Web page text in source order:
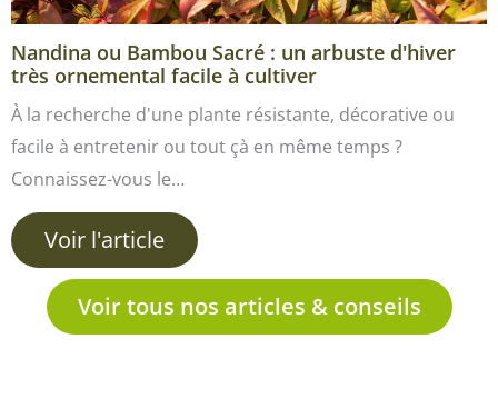
Nandina ou Bambou Sacré : un arbuste d'hiver
très ornemental facile à cultiver
À la recherche d'une plante résistante, décorative ou
facile à entretenir ou tout çà en même temps ?
Connaissez-vous le…
Voir l'article
Voir tous nos articles & conseils